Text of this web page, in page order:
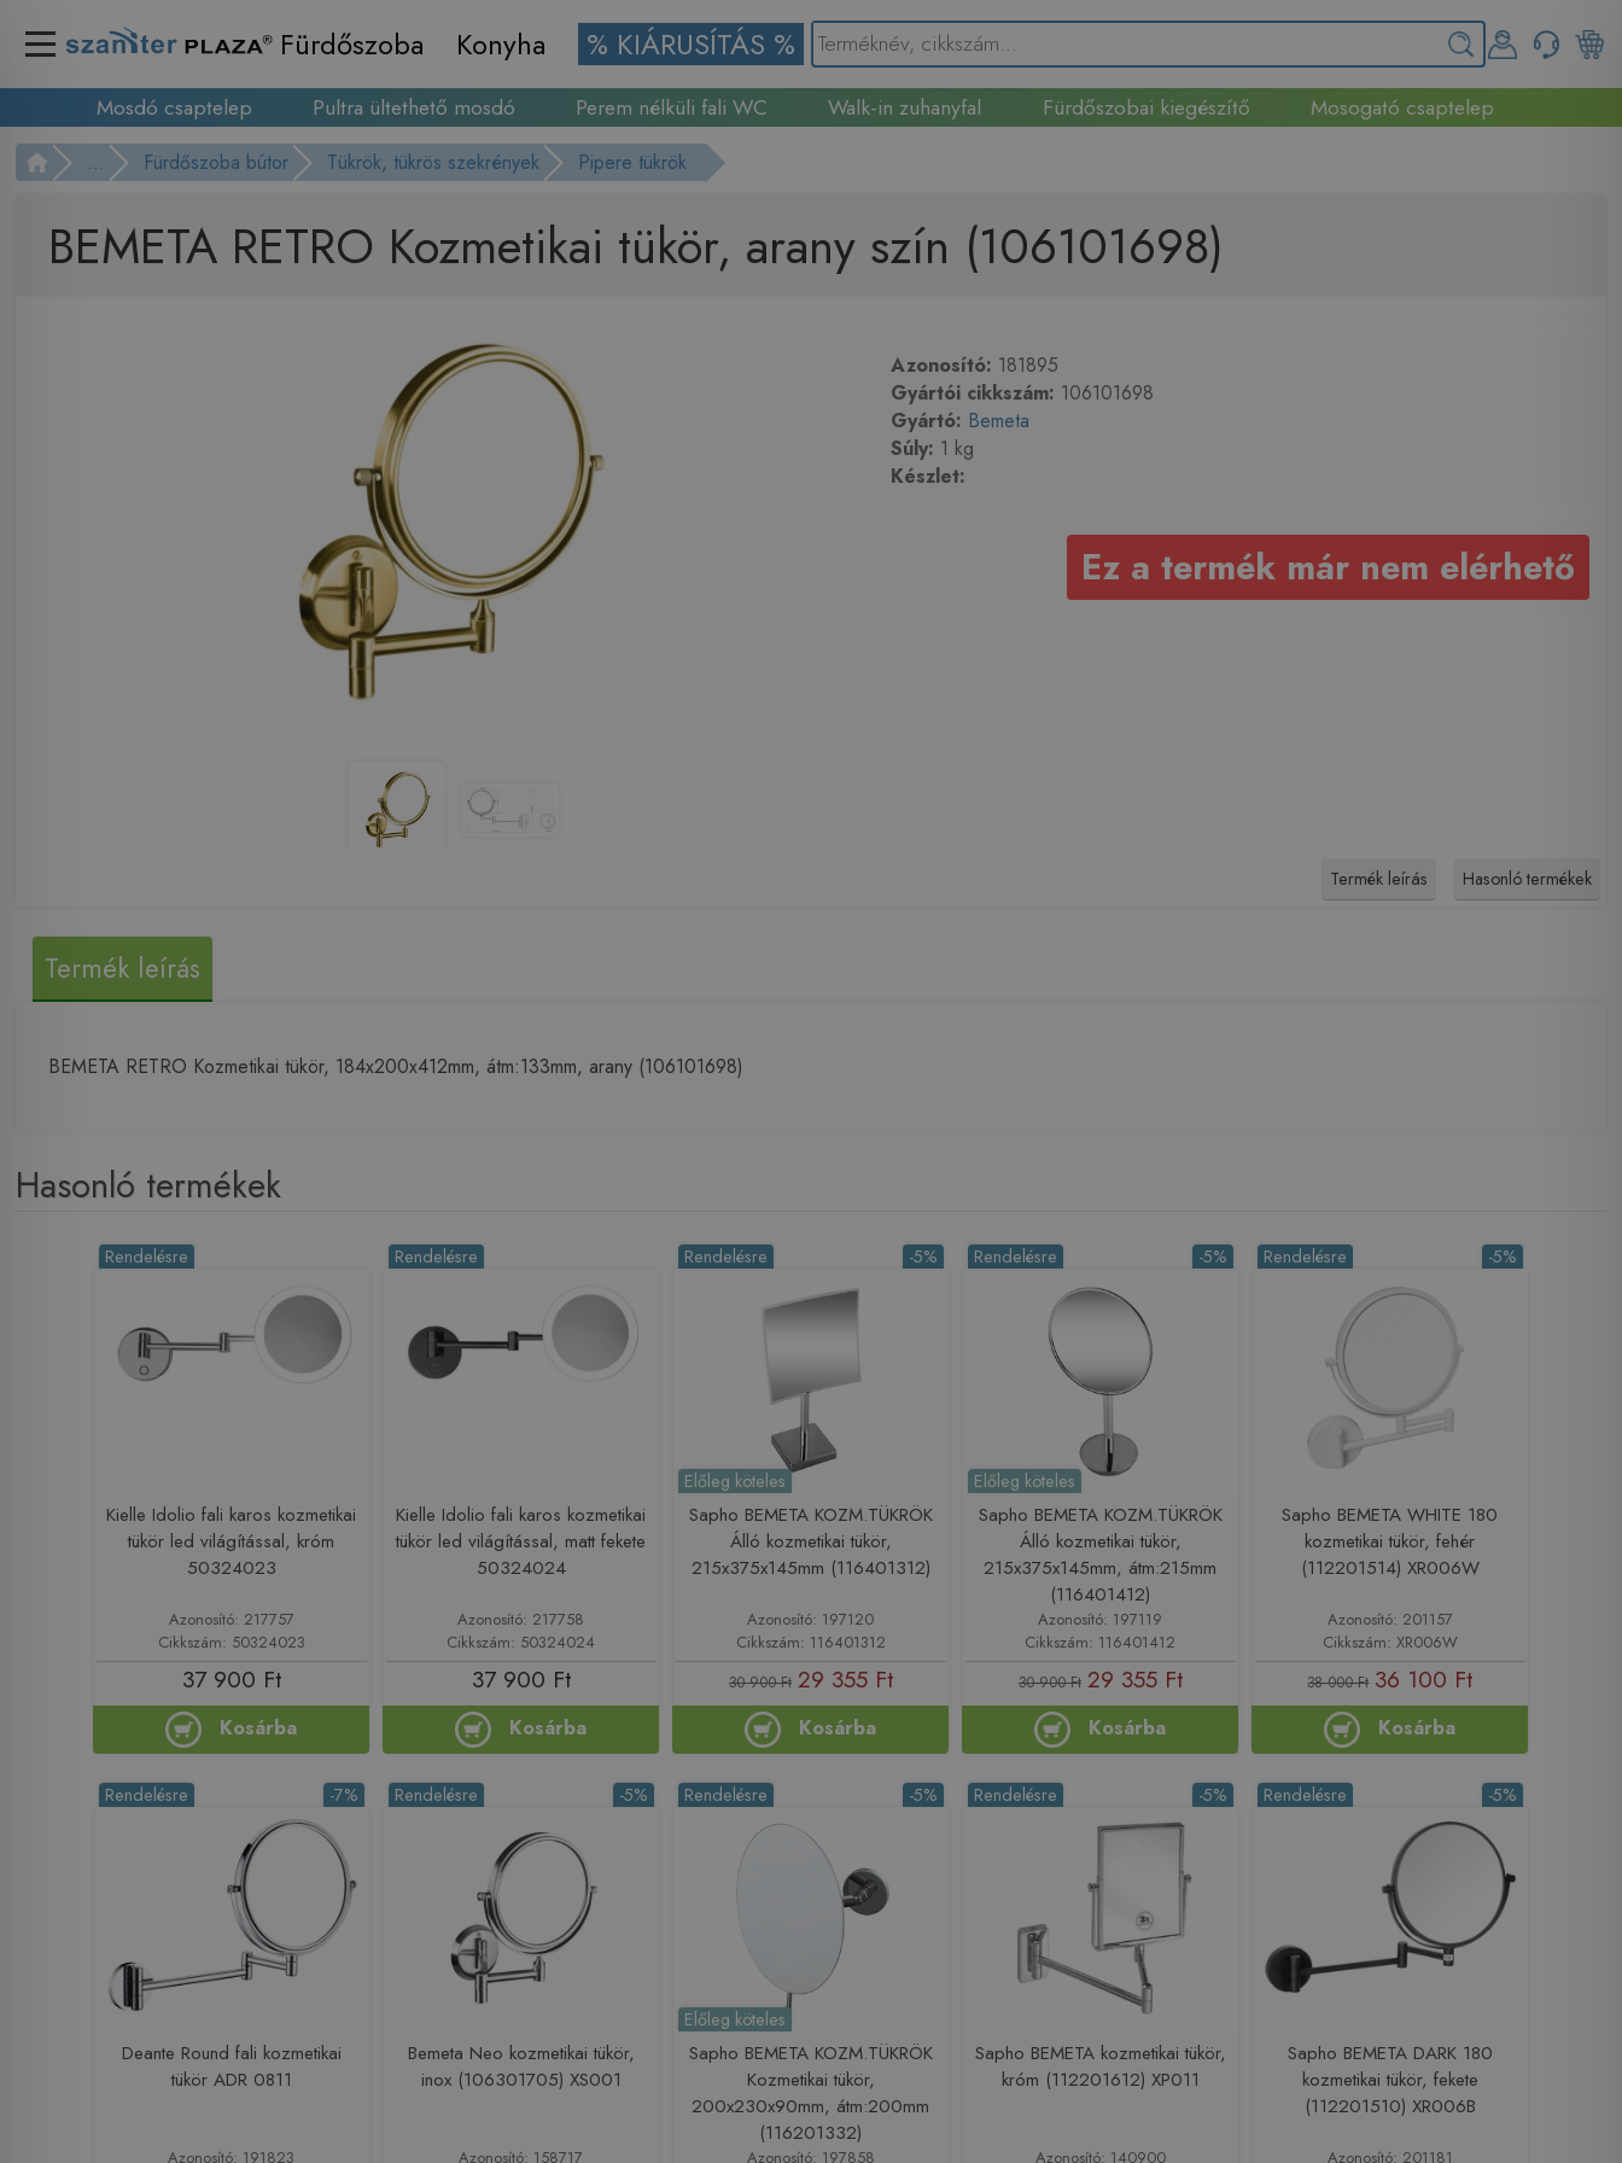
Fürdőszoba Konyha % KIÁRUSÍTÁS %
Mosdó csaptelep Pultra ültethető mosdó Perem nélküli fali WC Walk-in zuhanyfal Fürdőszobai kiegészítő
Mosogató csaptelep
... Fürdőszoba bútor Tükrök, tükrös szekrények Pipere tükrök
BEMETA RETRO Kozmetikai tükör, arany szín (106101698)
Azonosító: 181895
Gyártói cikkszám: 106101698
Gyártó: Bemeta
Súly: 1 kg
Készlet:
Ez a termék már nem elérhető
Termék leírás Hasonló termékek
Termék leírás
BEMETA RETRO Kozmetikai tükör, 184x200x412mm, átm:133mm, arany (106101698)
Hasonló termékek
Rendelésre
Kielle Idolio fali karos kozmetikai
tükör led világítással, króm
50324023
Azonosító: 217757
Cikkszám: 50324023
37 900 Ft
Kosárba
Rendelésre
Kielle Idolio fali karos kozmetikai
tükör led világítással, matt fekete
50324024
Azonosító: 217758
Cikkszám: 50324024
37 900 Ft
Kosárba
-5%
Rendelésre
Előleg köteles
Sapho BEMETA KOZM.TÜKRÖK
Álló kozmetikai tükör,
215x375x145mm (116401312)
Azonosító: 197120
Cikkszám: 116401312
30 900 Ft 29 355 Ft
Kosárba
-5%
Rendelésre
Előleg köteles
Sapho BEMETA KOZM.TÜKRÖK
Álló kozmetikai tükör,
215x375x145mm, átm:215mm
(116401412)
Azonosító: 197119
Cikkszám: 116401412
30 900 Ft 29 355 Ft
Kosárba
-5%
Rendelésre
Sapho BEMETA WHITE 180
kozmetikai tükör, fehér
(112201514) XR006W
Azonosító: 201157
Cikkszám: XR006W
38 000 Ft 36 100 Ft
Kosárba
-7%
Rendelésre
Deante Round fali kozmetikai
tükör ADR 0811
Azonosító: 191823
-5%
Rendelésre
Bemeta Neo kozmetikai tükör,
inox (106301705) XS001
Azonosító: 158717
-5%
Rendelésre
Előleg köteles
Sapho BEMETA KOZM.TÜKRÖK
Kozmetikai tükör,
200x230x90mm, átm:200mm
(116201332)
Azonosító: 197858
-5%
Rendelésre
Sapho BEMETA kozmetikai tükör,
króm (112201612) XP011
Azonosító: 140900
-5%
Rendelésre
Sapho BEMETA DARK 180
kozmetikai tükör, fekete
(112201510) XR006B
Azonosító: 201181